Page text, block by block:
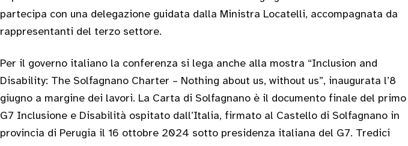
partecipa con una delegazione guidata dalla Ministra Locatelli, accompagnata da
rappresentanti del terzo settore.
Per il governo italiano la conferenza si lega anche alla mostra “Inclusion and
Disability: The Solfagnano Charter – Nothing about us, without us”, inaugurata l’8
giugno a margine dei lavori. La Carta di Solfagnano è il documento finale del primo
G7 Inclusione e Disabilità ospitato dall’Italia, firmato al Castello di Solfagnano in
provincia di Perugia il 16 ottobre 2024 sotto presidenza italiana del G7. Tredici